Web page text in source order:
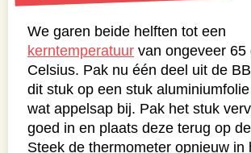
We garen beide helften tot een
kerntemperatuur van ongeveer 65
Celsius. Pak nu één deel uit de
dit stuk op een stuk
wat appelsap bij. Pak het stuk
goed in en plaats deze terug op
Steek de thermometer opnieuw in